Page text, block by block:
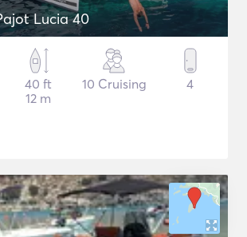
Lucia 40
40 ft
12 m
10 Cruising 4